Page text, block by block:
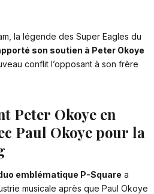
la légende des Super Eagles du
son soutien à Peter Okoye
conflit l’opposant à son frère
Peter Okoye en
Paul Okoye pour la
emblématique P-Square a
musicale après que Paul Okoye